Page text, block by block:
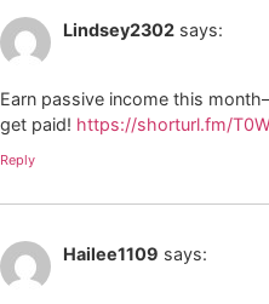
Lindsey2302 says:
Earn passive income this
get paid! https://shorturl.fm/
Reply
Hailee1109 says: